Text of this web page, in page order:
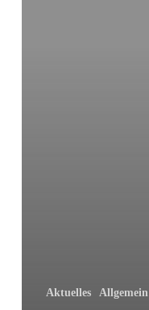
Aktuelles Allgemein